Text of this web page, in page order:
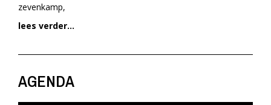
zevenkamp,
lees verder...
AGENDA